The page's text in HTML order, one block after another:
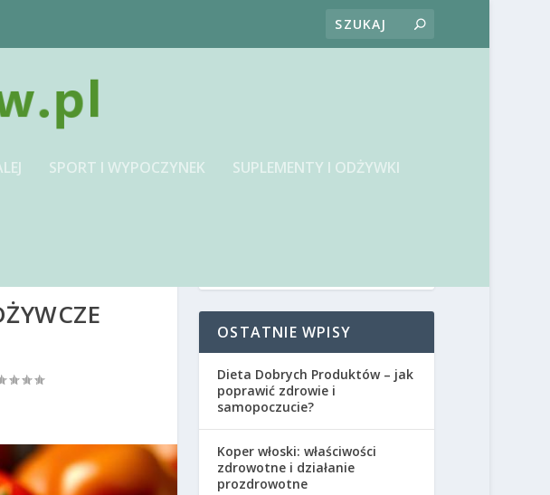
SPORT I WYPOCZYNEK SUPLEMENTY I ODŻYWKI
OSTATNIE WPISY
Dieta Dobrych Produktów – jak
poprawić zdrowie i
samopoczucie?
Koper włoski: właściwości
zdrowotne i działanie
prozdrowotne